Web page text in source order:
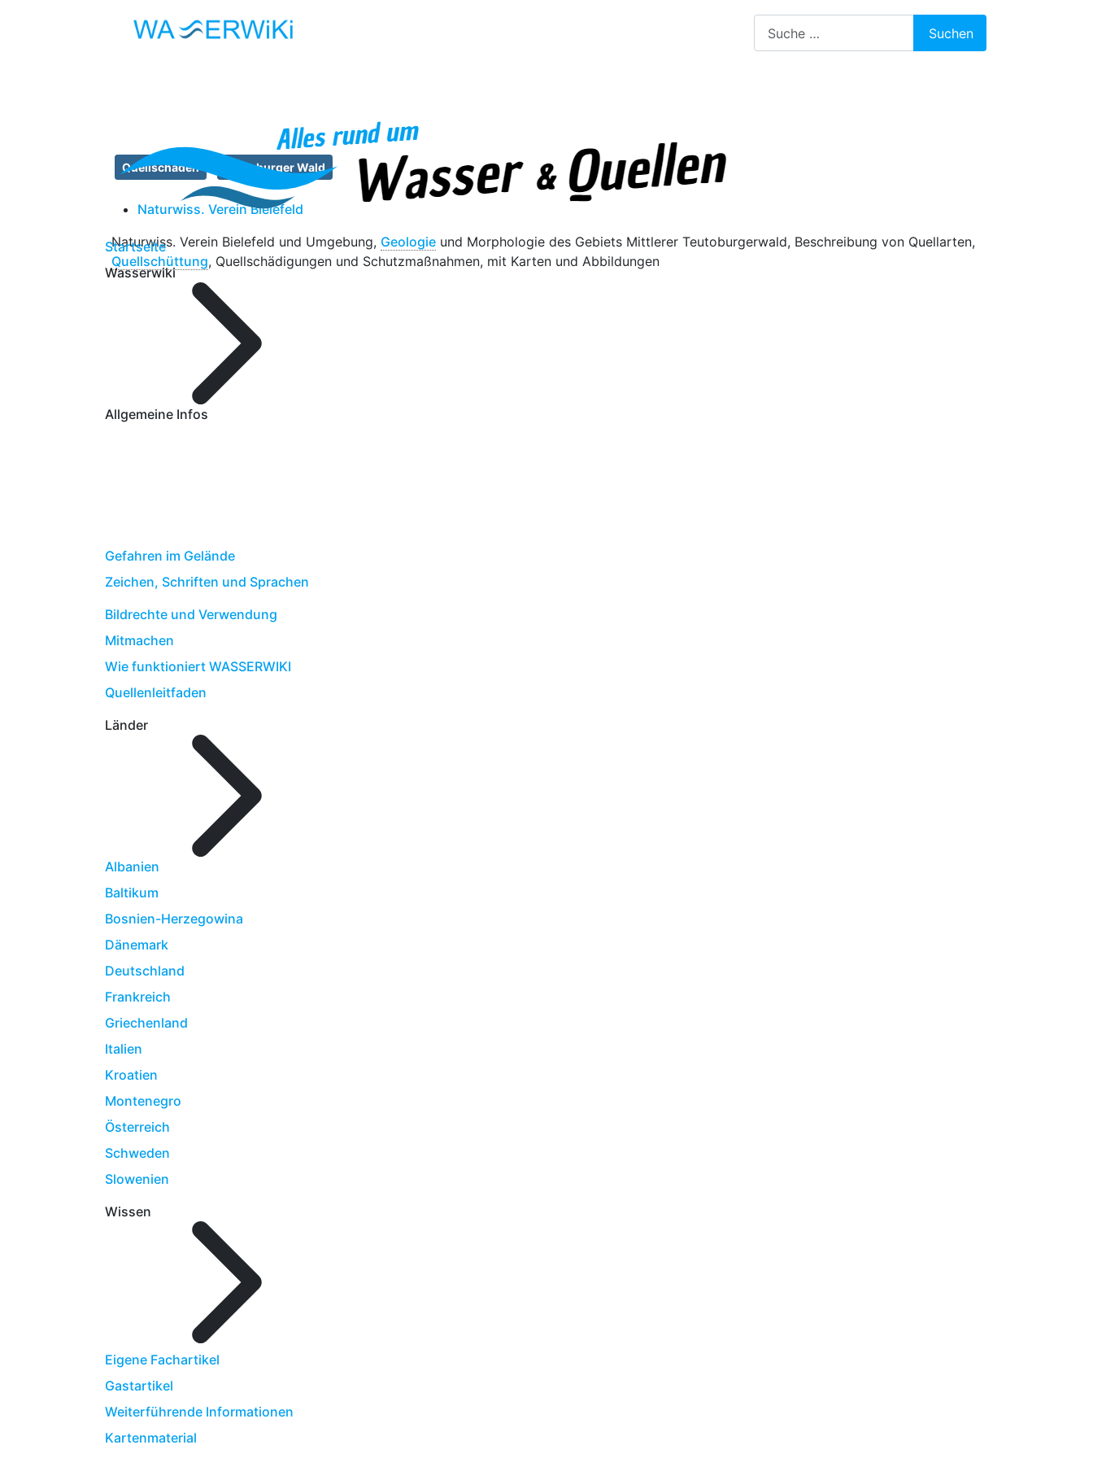
Suchen
Startseite
Wasserwiki
Allgemeine Infos
Gefahren im Gelände
Zeichen, Schriften und Sprachen
Bildrechte und Verwendung
Mitmachen
Wie funktioniert WASSERWIKI
Quellenleitfaden
Länder
Albanien
Baltikum
Bosnien-Herzegowina
Dänemark
Deutschland
Frankreich
Griechenland
Italien
Kroatien
Montenegro
Österreich
Schweden
Slowenien
Wissen
Eigene Fachartikel
Gastartikel
Weiterführende Informationen
Kartenmaterial
Quellschäden Teutoburger Wald
Naturwiss. Verein Bielefeld
Naturwiss. Verein Bielefeld und Umgebung, Geologie und Morphologie des Gebiets Mittlerer Teutoburgerwald, Beschreibung von Quellarten,
Quellschüttung, Quellschädigungen und Schutzmaßnahmen, mit Karten und Abbildungen